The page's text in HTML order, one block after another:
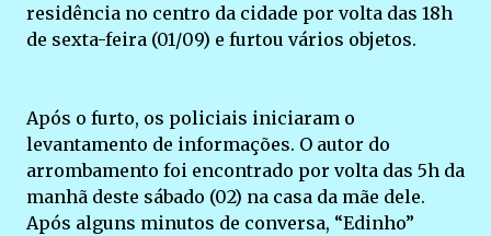
residência no centro da cidade por volta das 18h
de sexta-feira (01/09) e furtou vários objetos.
Após o furto, os policiais iniciaram o
levantamento de informações. O autor do
arrombamento foi encontrado por volta das 5h da
manhã deste sábado (02) na casa da mãe dele.
Após alguns minutos de conversa, “Edinho”